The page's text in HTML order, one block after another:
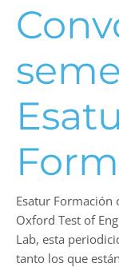
Esatur Formación
Oxford Test of
Lab, esta
tanto los que